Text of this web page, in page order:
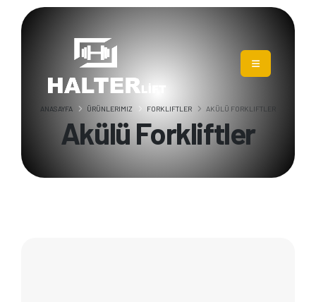
Akülü Forkliftler
ANASAYFA ÜRÜNLERIMIZ FORKLIFTLER AKÜLÜ FORKLIFTLER